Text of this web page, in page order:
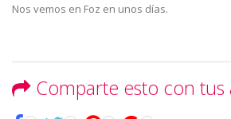
Nos vemos en Foz en unos días.
Comparte esto con tus